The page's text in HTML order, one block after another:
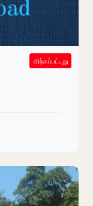
SOLD OUT
விற்கப்பட்டது